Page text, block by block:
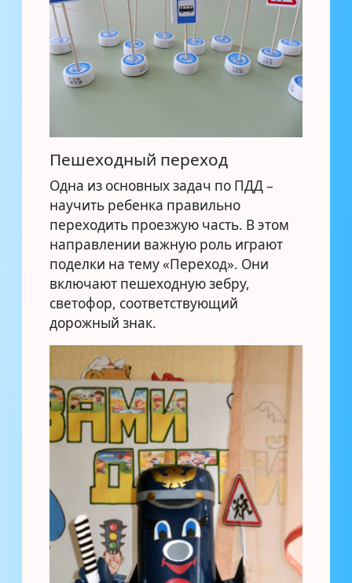
Пешеходный переход
Одна из основных задач по ПДД –
научить ребенка правильно
переходить проезжую часть. В этом
направлении важную роль играют
поделки на тему «Переход». Они
включают пешеходную зебру,
светофор, соответствующий
дорожный знак.